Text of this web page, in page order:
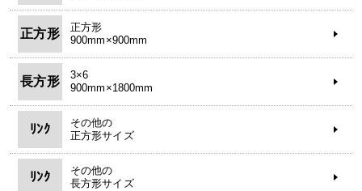
正方形
正方形
900mm×900mm
長方形
3×6
900mm×1800mm
ﾘﾝｸ
その他の
正方形サイズ
ﾘﾝｸ
その他の
長方形サイズ